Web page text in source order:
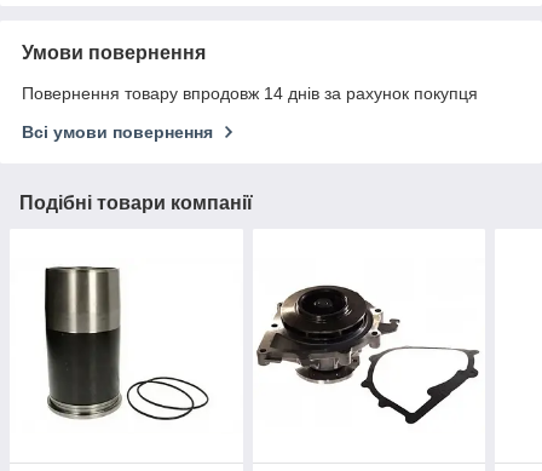
Умови повернення
Повернення товару впродовж 14 днів за рахунок покупця
Всі умови повернення
Подібні товари компанії